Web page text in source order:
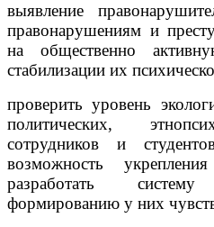
выявление
правонарушениям и
на общественно
стабилизации их
проверить уровень
политических,
сотрудников и
возможность
разработать
формированию у них